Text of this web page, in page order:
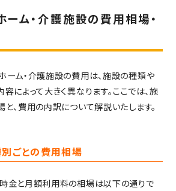
ム・介護施設の費用相場・
ーム・介護施設の費用は、施設の種類や
によって大きく異なります。ここでは、施
、費用の内訳について解説いたします。
ごとの費用相場
金と月額利用料の相場は以下の通りで